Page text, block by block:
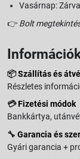
Vasárnap: Zárva
👉 Bolt
📦Szállítás és
Részletes
💳Fizetési módok
Bankkártya,
🔧 Garancia és
Gyári garancia +